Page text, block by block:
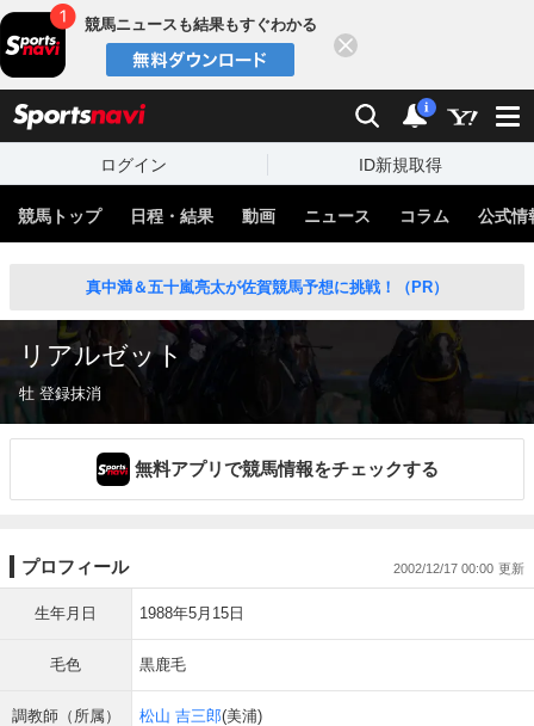
競馬ニュースも結果もすぐわかる
検索 通知
i
ログイン ID新規取得
競馬トップ 日程・結果 動画 ニュース コラム 公式情
真中満＆五十嵐亮太が佐賀競馬予想に挑戦！（PR）
リアルゼット
牡 登録抹消
無料アプリで競馬情報をチェックする
プロフィール 2002/12/17 00:00
生年月日 1988年5月15日
毛色 黒鹿毛
調教師（所属） 松山 吉三郎(美浦)